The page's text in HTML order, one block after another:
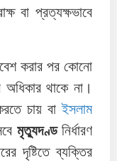
বা প্রত্যক্ষভাবে
করার পর কোনো
থাকে না।
চায় বাইসলাম
মৃত্যুদণ্ডনির্ধারণ
দৃষ্টিতে ব্যক্তির